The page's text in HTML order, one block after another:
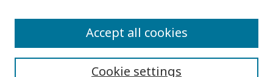
Cookie settings
Accept all cookies